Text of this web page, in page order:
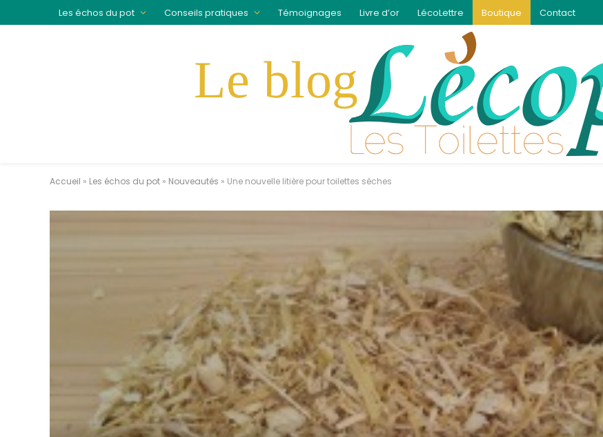
Les échos du pot Conseils pratiques Témoignages Livre d’or LécoLettre Boutique Contact
Accueil » Les échos du pot » Nouveautés » Une nouvelle litière pour toilettes sèches